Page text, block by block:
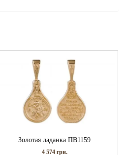
Золотая ладанка ПВ1159
4 574 грн.